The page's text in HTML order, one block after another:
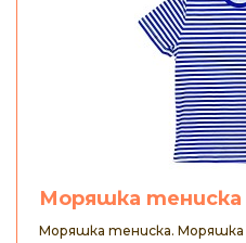
Моряшка тениска
Моряшка тениска. Моряшка